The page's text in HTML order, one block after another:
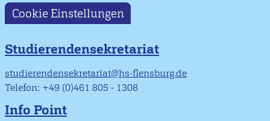
Cookie Einstellungen
Studierendensekretariat
studierendensekretariat@hs-flensburg.de
Telefon: +49 (0)461 805 - 1308
Info Point